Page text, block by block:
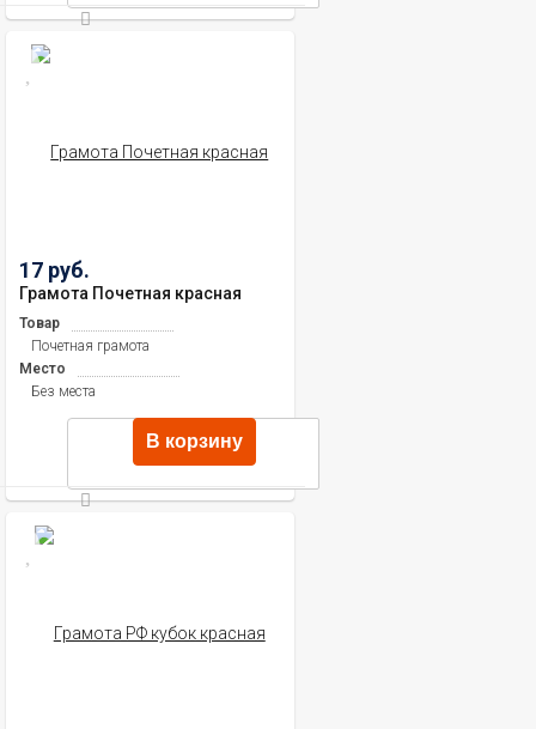
17 руб.
Грамота Почетная красная
Товар
Почетная грамота
Место
Без места
В корзину